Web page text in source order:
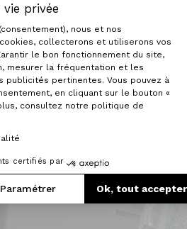
privée
du
nous et nos
collecterons et utiliserons vos
le bon fonctionnement du site,
mesurer la fréquentation et les
pertinentes. Vous pouvez à
en cliquant sur le bouton «
consultez notre politique de
certifiés par
Paramétrer Ok, tout accepter
consent